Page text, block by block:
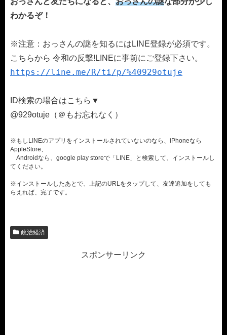
わかるぞ！
※注意：おっさんの謎を知るにはLINE登録が必須です。
こちらから 令和の反撃!LINEに事前にご登録下さい。
https://line.me/R/ti/p/%40929otuje
ID検索の場合はこちら▼
@929otuje（＠もお忘れなく）
※もしLINEのアプリをインストールされていないのなら、iPhoneなら
AppleStore、
Androidなら、google play storeで「LINE」と検索して、インストールし
てください。
※インストールしたあとで、上記のURLをタップして、友達追加をしても
らえれば、完了です。
政治経済
スポンサーリンク